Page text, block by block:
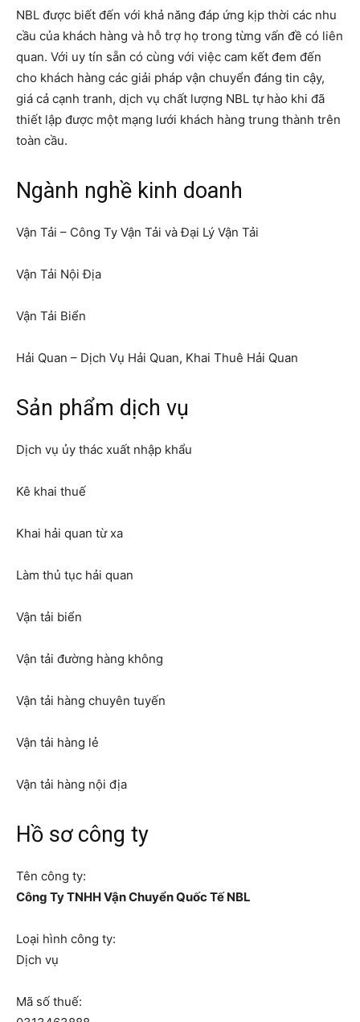
NBL được biết đến với khả năng đáp ứng kịp thời các nhu
cầu của khách hàng và hỗ trợ họ trong từng vấn đề có liên
quan. Với uy tín sẵn có cùng với việc cam kết đem đến
cho khách hàng các giải pháp vận chuyển đáng tin cậy,
giá cả cạnh tranh, dịch vụ chất lượng NBL tự hào khi đã
thiết lập được một mạng lưới khách hàng trung thành trên
toàn cầu.
Ngành nghề kinh doanh
Vận Tải – Công Ty Vận Tải và Đại Lý Vận Tải
Vận Tải Nội Địa
Vận Tải Biển
Hải Quan – Dịch Vụ Hải Quan, Khai Thuê Hải Quan
Sản phẩm dịch vụ
Dịch vụ ủy thác xuất nhập khẩu
Kê khai thuế
Khai hải quan từ xa
Làm thủ tục hải quan
Vận tải biển
Vận tải đường hàng không
Vận tải hàng chuyên tuyến
Vận tải hàng lẻ
Vận tải hàng nội địa
Hồ sơ công ty
Tên công ty:
Công Ty TNHH Vận Chuyển Quốc Tế NBL
Loại hình công ty:
Dịch vụ
Mã số thuế: